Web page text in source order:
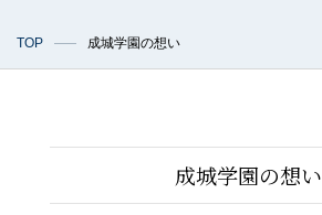
TOP 成城学園の想い
成城学園の想い